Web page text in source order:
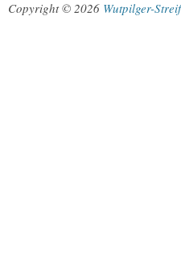
Copyright © 2026 Wutpilger-